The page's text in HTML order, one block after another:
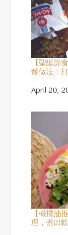
【聖誕節
麵做法：
Date
April 20,
【橄欖油
理，煮出